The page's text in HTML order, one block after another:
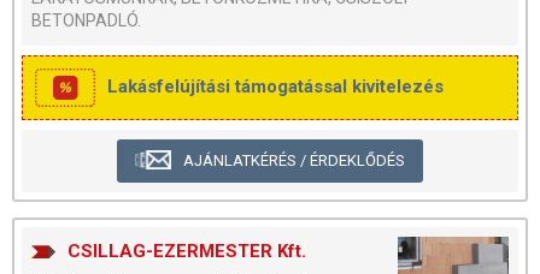
BETONPADLÓ.
Lakásfelújítási támogatással kivitelezés
AJÁNLATKÉRÉS / ÉRDEKLŐDÉS
CSILLAG-EZERMESTER Kft.